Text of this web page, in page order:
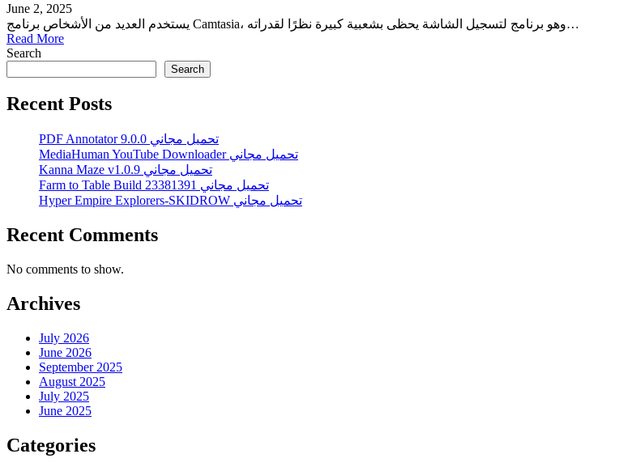
June 2, 2025
يستخدم العديد من الأشخاص برنامج Camtasia، وهو برنامج لتسجيل الشاشة يحظى بشعبية كبيرة نظرًا لقدراته…
Read More
Search
Search
Recent Posts
PDF Annotator 9.0.0 تحميل مجاني
MediaHuman YouTube Downloader تحميل مجاني
Kanna Maze v1.0.9 تحميل مجاني
Farm to Table Build 23381391 تحميل مجاني
Hyper Empire Explorers-SKIDROW تحميل مجاني
Recent Comments
No comments to show.
Archives
July 2026
June 2026
September 2025
August 2025
July 2025
June 2025
Categories